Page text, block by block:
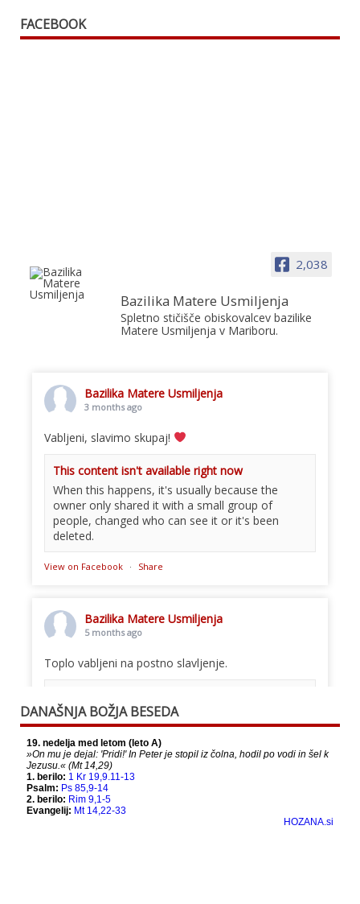
FACEBOOK
2,038
Bazilika Matere Usmiljenja
Spletno stičišče obiskovalcev bazilike
Matere Usmiljenja v Mariboru.
Bazilika Matere Usmiljenja
3 months ago
Vabljeni, slavimo skupaj!
This content isn't available right now
When this happens, it's usually because the
owner only shared it with a small group of
people, changed who can see it or it's been
deleted.
View on Facebook · Share
Bazilika Matere Usmiljenja
5 months ago
Toplo vabljeni na postno slavljenje.
When this happens, it's usually because the
owner only shared it with a small group of
people, changed who can see it or it's been
deleted.
View on Facebook
DANAŠNJA BOŽJA BESEDA